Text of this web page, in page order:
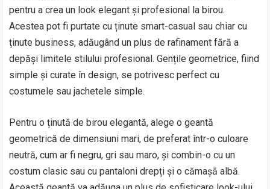
pentru a crea un look elegant și profesional la birou.
Acestea pot fi purtate cu ținute smart-casual sau chiar cu
ținute business, adăugând un plus de rafinament fără a
depăși limitele stilului profesional. Gențile geometrice, fiind
simple și curate în design, se potrivesc perfect cu
costumele sau jachetele simple.
Pentru o ținută de birou elegantă, alege o geantă
geometrică de dimensiuni mari, de preferat într-o culoare
neutră, cum ar fi negru, gri sau maro, și combin-o cu un
costum clasic sau cu pantaloni drepți și o cămașă albă.